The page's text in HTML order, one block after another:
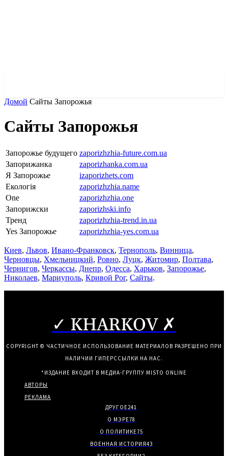
Домой Сайты Запорожья
Сайты Запорожья
Запорожье будущего zaporizhzhia-future.com.ua
Запорижанка
zaporizhanka.com.ua
Я Запорожье
izaporizhets.com
Екологія
zaporizhzhia.name
One
zaporizhzhia.one
Запорижски
zaporizhski.info
Тренд
zaporizhzhia-trend.in.ua
Yes Запорожье
zaporizhzhia-yes.com.ua
Киев, Львов, Ивано-Франковск, Тернополь, Винница,
Черновцы, Хмельницкий, Ровно, Луцк, Житомир, Полтава,
Чернигов, Черкассы, Днепр, Одесса, Харьков, Запорожье,
Николаев, Мариуполь, Кривой Рог, Сайты.
✓ KHARKOV ✗
COPYRIGHT © ЧАСТИЧНОЕ ИСПОЛЬЗОВАНИЕ МАТЕРИАЛОВ РАЗРЕШЕНО ПРИ
НАЛИЧИИ ГИПЕРССЫЛКИ НА НАС.
*ИЗДАНИЕ ВХОДИТ В МЕДИА-ГРУППУ MISTO ONLINE
АВТОРЫ
РЕКЛАМА
ДРУГОЕ241
О МЭРЕ78
О ПОЛИТИКЕ75
ВОЕННАЯ ИСТОРИЯ43